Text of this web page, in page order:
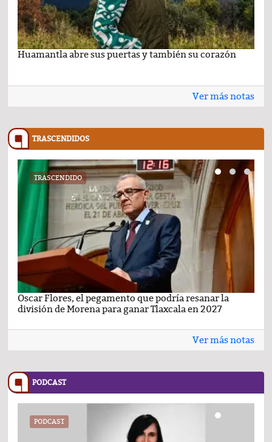
Huamantla abre sus puertas y también su corazón
Ver más notas
TRASCENDIDOS
TRASCENDIDO
Oscar Flores, el pegamento que podría resanar la
división de Morena para ganar Tlaxcala en 2027
Ver más notas
PODCAST
PODCAST